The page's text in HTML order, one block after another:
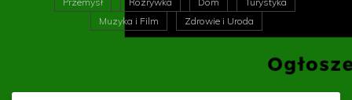
Muzyka i Film
Zdrowie i Uroda